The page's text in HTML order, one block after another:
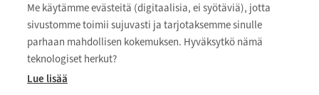
Me käytämme evästeitä (digitaalisia, ei syötäviä), jotta
sivustomme toimii sujuvasti ja tarjotaksemme sinulle
parhaan mahdollisen kokemuksen. Hyväksytkö nämä
teknologiset herkut?
Lue lisää
VANAJAN KEKSIT OY
Myllärinkatu 9
13110 Hämeenlinna